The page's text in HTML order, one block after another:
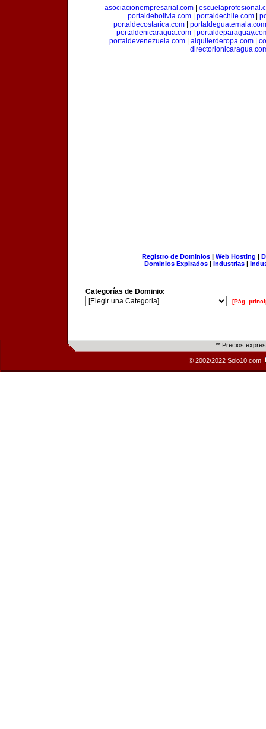
asociacionempresarial.com|
portaldebolivia.com| portaldechile.com|
portaldecostarica.com
portaldeguatemala.com
portaldenicaragua.com|
portaldevenezuela.com| alquilerderopa.com|
Registro de Dominios| Web Hosting |
Dominios Expirados | Industrias |
Categorías de Dominio:
[Pág.
** Precios
© 2002/2022 Solo10.com